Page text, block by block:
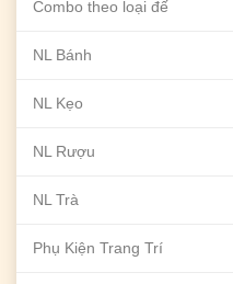
Combo theo loại đế
NL Bánh
NL Kẹo
NL Rượu
NL Trà
Phụ Kiện Trang Trí